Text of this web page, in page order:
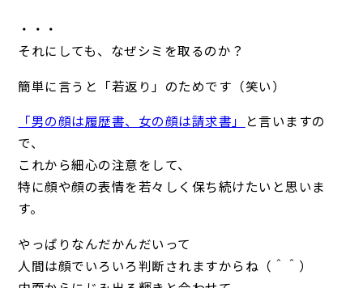
・・・
それにしても、なぜシミを取るのか？
簡単に言うと「若返り」のためです（笑い）
「男の顔は履歴書、女の顔は請求書」
と言いますの
で、
これから細心の注意をして、
特に顔や顔の表情を若々しく保ち続けたいと思いま
す。
やっぱりなんだかんだいって
人間は顔でいろいろ判断されますからね（＾＾）